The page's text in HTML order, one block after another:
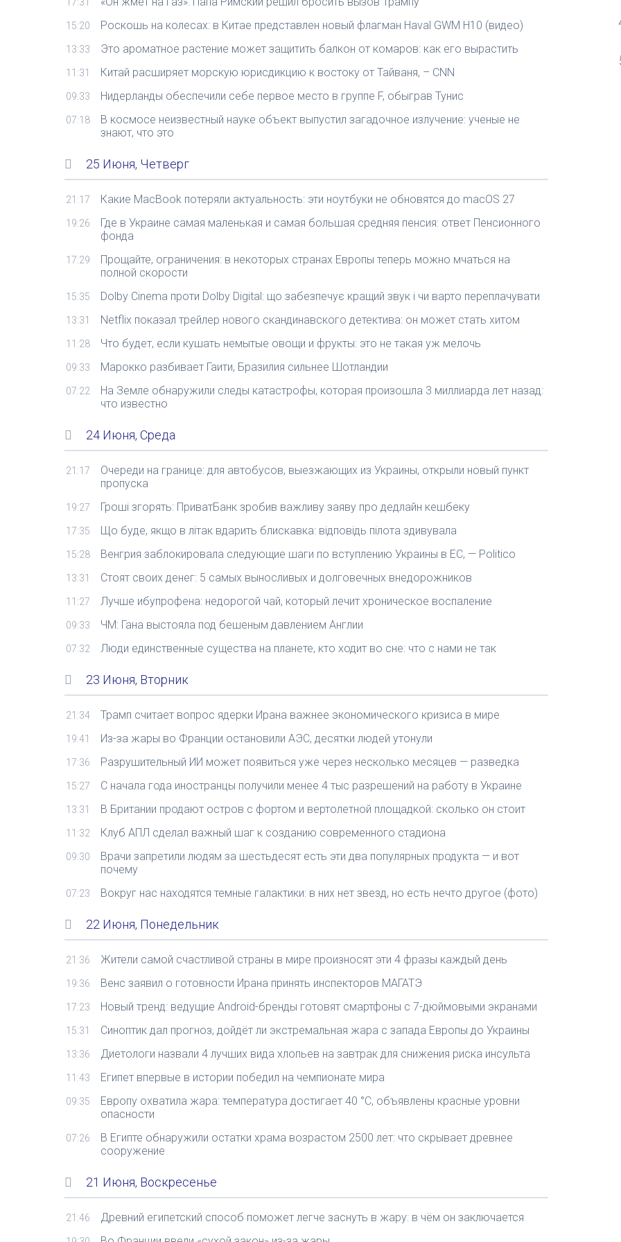
15:20 Роскошь на колесах: в Китае представлен новый флагман Haval GWM H10 (видео)
13:33 Это ароматное растение может защитить балкон от комаров: как его вырастить
11:31 Китай расширяет морскую юрисдикцию к востоку от Тайваня, – CNN
09:33 Нидерланды обеспечили себе первое место в группе F, обыграв Тунис
07:18
В космосе неизвестный науке объект выпустил загадочное излучение: ученые не
знают, что это
25 Июня, Четверг
21:17 Какие MacBook потеряли актуальность: эти ноутбуки не обновятся до macOS 27
19:26
Где в Украине самая маленькая и самая большая средняя пенсия: ответ Пенсионного
фонда
17:29
Прощайте, ограничения: в некоторых странах Европы теперь можно мчаться на
полной скорости
15:35 Dolby Cinema проти Dolby Digital: що забезпечує кращий звук і чи варто переплачувати
13:31 Netflix показал трейлер нового скандинавского детектива: он может стать хитом
11:28 Что будет, если кушать немытые овощи и фрукты: это не такая уж мелочь
09:33 Марокко разбивает Гаити, Бразилия сильнее Шотландии
07:22
На Земле обнаружили следы катастрофы, которая произошла 3 миллиарда лет назад:
что известно
24 Июня, Среда
21:17
Очереди на границе: для автобусов, выезжающих из Украины, открыли новый пункт
пропуска
19:27 Гроші згорять: ПриватБанк зробив важливу заяву про дедлайн кешбеку
17:35 Що буде, якщо в літак вдарить блискавка: відповідь пілота здивувала
15:28 Венгрия заблокировала следующие шаги по вступлению Украины в ЕС, — Politico
13:31 Стоят своих денег: 5 самых выносливых и долговечных внедорожников
11:27 Лучше ибупрофена: недорогой чай, который лечит хроническое воспаление
09:33 ЧМ: Гана выстояла под бешеным давлением Англии
07:32 Люди единственные существа на планете, кто ходит во сне: что с нами не так
23 Июня, Вторник
21:34 Трамп считает вопрос ядерки Ирана важнее экономического кризиса в мире
19:41 Из-за жары во Франции остановили АЭС, десятки людей утонули
17:36 Разрушительный ИИ может появиться уже через несколько месяцев — разведка
15:27 С начала года иностранцы получили менее 4 тыс разрешений на работу в Украине
13:31 В Британии продают остров с фортом и вертолетной площадкой: сколько он стоит
11:32 Клуб АПЛ сделал важный шаг к созданию современного стадиона
09:30
Врачи запретили людям за шестьдесят есть эти два популярных продукта — и вот
почему
07:23 Вокруг нас находятся темные галактики: в них нет звезд, но есть нечто другое (фото)
22 Июня, Понедельник
21:36 Жители самой счастливой страны в мире произносят эти 4 фразы каждый день
19:36 Венс заявил о готовности Ирана принять инспекторов МАГАТЭ
17:23 Новый тренд: ведущие Android-бренды готовят смартфоны с 7-дюймовыми экранами
15:31 Синоптик дал прогноз, дойдёт ли экстремальная жара с запада Европы до Украины
13:36 Диетологи назвали 4 лучших вида хлопьев на завтрак для снижения риска инсульта
11:43 Египет впервые в истории победил на чемпионате мира
09:35
Европу охватила жара: температура достигает 40 °C, объявлены красные уровни
опасности
07:26
В Египте обнаружили остатки храма возрастом 2500 лет: что скрывает древнее
сооружение
21 Июня, Воскресенье
21:46 Древний египетский способ поможет легче заснуть в жару: в чём он заключается